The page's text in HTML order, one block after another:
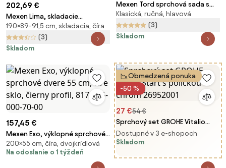
202,69 €
Mexen Lima, skladacie
sprchové dvere do otvoru 90 x
190 cm, 6mm číre sklo, čierny
profil, 856-090-000-70-00
190×89-91,5 cm, skladacia, číra
(3)
Skladom
Mexen Tord sprchová sada s
hornou a ručnou sprchou,
chrómová, 78200-00
Klasická, ručná, hlavová
(3)
Skladom
157,45 €
Mexen Exo, výklopné sprchové
dvere 55 cm, číre sklo, čierny
profil, 817-055-000-70-00
200×55 cm, číra, dvojkrídlová
Na odoslanie o 1 týždeň
Obmedzená ponuka
-50 %
27 €54 €
Sprchový set GROHE Vitalio
Start s poličkou chróm
26952001
Dostupné v 3 e-shopoch
Skladom